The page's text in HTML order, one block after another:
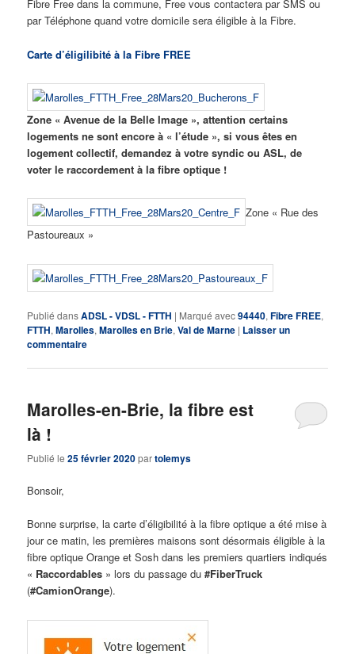
Fibre Free dans la commune, Free vous contactera par SMS ou
par Téléphone quand votre domicile sera éligible à la Fibre.
Carte d’éligilibité à la Fibre FREE
Zone « Avenue de la Belle Image », attention certains
logements ne sont encore à « l’étude », si vous êtes en
logement collectif, demandez à votre syndic ou ASL, de
voter le raccordement à la fibre optique !
Zone « Rue des
Pastoureaux »
Publié dansADSL - VDSL - FTTH | Marqué avec94440,Fibre FREE,
FTTH,Marolles,Marolles en Brie,Val de Marne | Laisser un
commentaire
Marolles-en-Brie, la fibre est
là !
Publié le25 février 2020partolemys
Bonsoir,
Bonne surprise, la carte d’éligibilité à la fibre optique a été mise à
jour ce matin, les premières maisons sont désormais éligible à la
fibre optique Orange et Sosh dans les premiers quartiers indiqués
« Raccordables » lors du passage du#FiberTruck
(#CamionOrange).